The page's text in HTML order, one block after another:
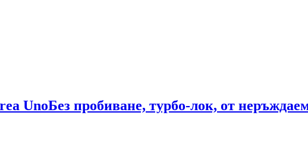
UnoБез пробиване, турбо-лок, от